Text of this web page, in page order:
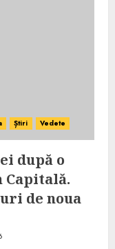
Știri Vedete
după o
de noua